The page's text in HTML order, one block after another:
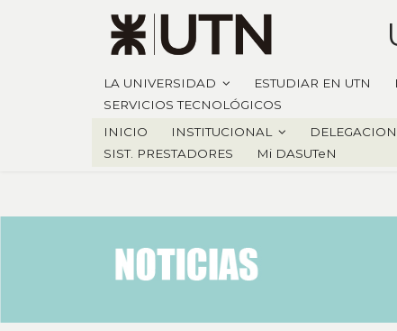
LA UNIVERSIDAD ESTUDIAR EN UTN
SERVICIOS TECNOLÓGICOS
INICIO
INSTITUCIONAL
SIST. PRESTADORES
Mi DASUTeN